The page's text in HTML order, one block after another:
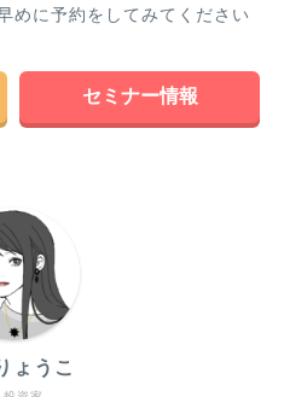
めに予約をしてみてください
セミナー情報
ょうこ